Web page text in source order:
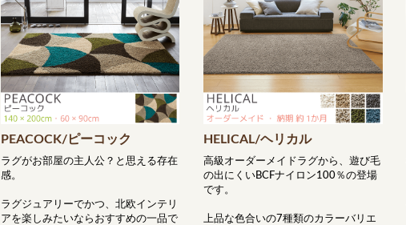
PEACOCK/ピーコック
ラグがお部屋の主人公？と思える存在
感。
ラグジュアリーでかつ、北欧インテリ
アを楽しみたいならおすすめの一品で
HELICAL/ヘリカル
高級オーダーメイドラグから、遊び毛
の出にくいBCFナイロン100％の登場
です。
上品な色合いの7種類のカラーバリエ